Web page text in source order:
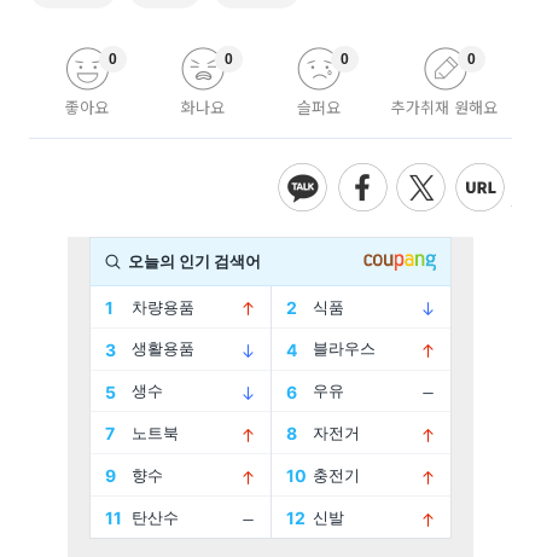
좋아요
0
화나요
0
슬퍼요
0
추가취재 원해요
0